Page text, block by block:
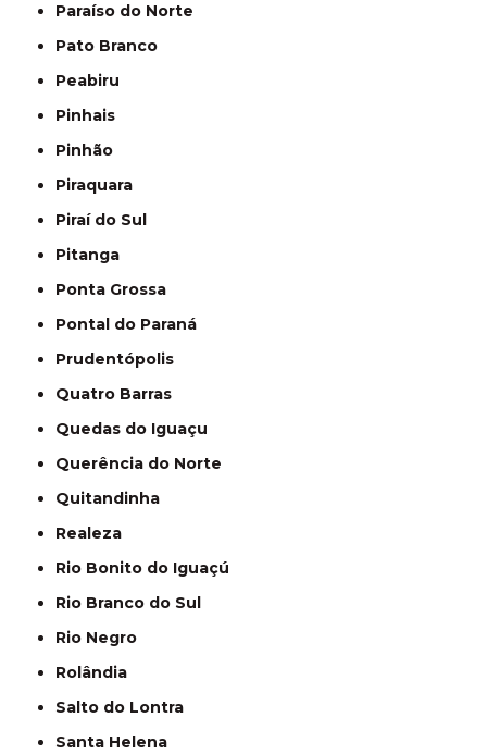
Paraíso do Norte
Pato Branco
Peabiru
Pinhais
Pinhão
Piraquara
Piraí do Sul
Pitanga
Ponta Grossa
Pontal do Paraná
Prudentópolis
Quatro Barras
Quedas do Iguaçu
Querência do Norte
Quitandinha
Realeza
Rio Bonito do Iguaçú
Rio Branco do Sul
Rio Negro
Rolândia
Salto do Lontra
Santa Helena